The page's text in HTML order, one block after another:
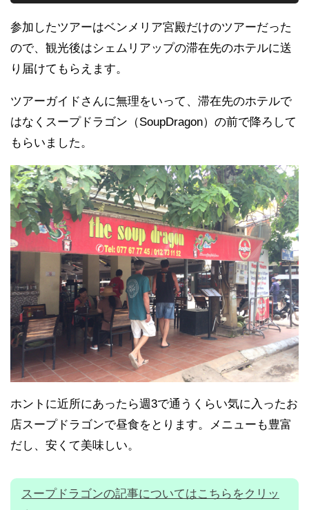
参加したツアーはベンメリア宮殿だけのツアーだった
ので、観光後はシェムリアップの滞在先のホテルに送
り届けてもらえます。
ツアーガイドさんに無理をいって、滞在先のホテルで
はなくスープドラゴン（SoupDragon）の前で降ろして
もらいました。
ホントに近所にあったら週3で通うくらい気に入ったお
店スープドラゴンで昼食をとります。メニューも豊富
だし、安くて美味しい。
スープドラゴンの記事についてはこちらをクリッ